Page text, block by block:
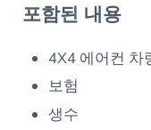
포함된 내용
4X4 에어컨 차
보험
생수